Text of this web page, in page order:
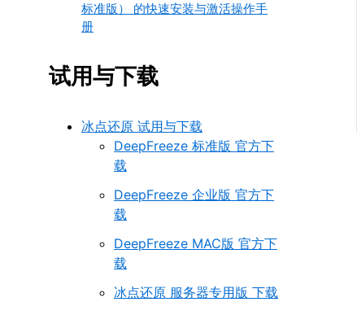
标准版） 的快速安装与激活操作手
册
试用与下载
冰点还原 试用与下载
DeepFreeze 标准版 官方下
载
DeepFreeze 企业版 官方下
载
DeepFreeze MAC版 官方下
载
冰点还原 服务器专用版 下载